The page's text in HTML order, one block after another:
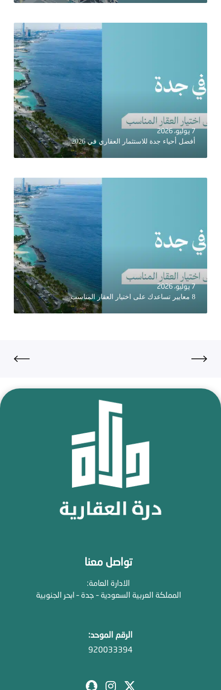
7 يوليو، 2026
أفضل أحياء جدة للاستثمار العقاري في 2026
7 يوليو، 2026
8 معايير تساعدك على اختيار العقار المناسب
تواصل معنا
الادارة العامة:
المملكة العربية السعودية – جدة – ابحر الجنوبية
الرقم الموحد:
920033394